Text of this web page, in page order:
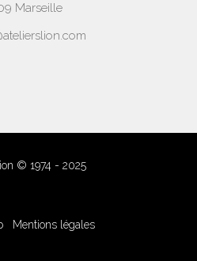
Marseille
© 1974 - 2025
Mentions légales